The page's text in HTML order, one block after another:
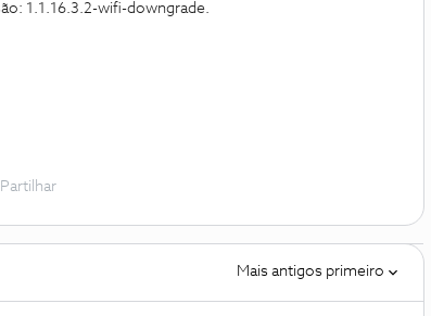
1.1.16.3.2-wifi-downgrade.
Partilhar
Mais antigos primeiro